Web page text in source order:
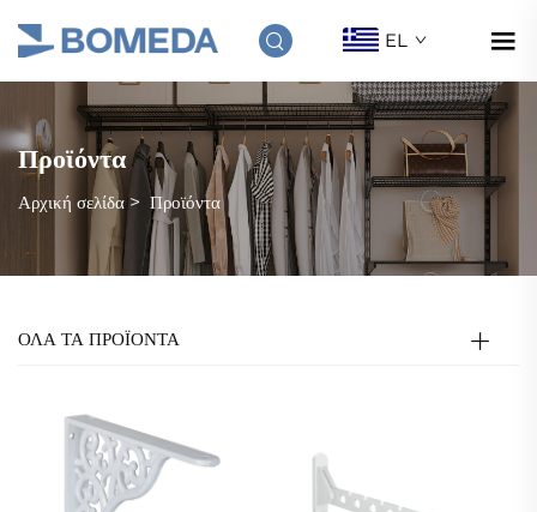
EL
Προϊόντα
Αρχική σελίδα > Προϊόντα
ΟΛΑ ΤΑ ΠΡΟΪΟΝΤΑ